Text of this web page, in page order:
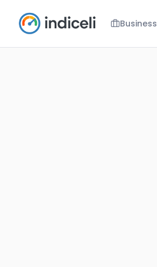
Business